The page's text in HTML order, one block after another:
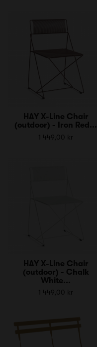
HAY X-Line Chair
(outdoor) - Iron Red...
1 449,00 kr
HAY X-Line Chair
(outdoor) - Chalk
White...
1 449,00 kr